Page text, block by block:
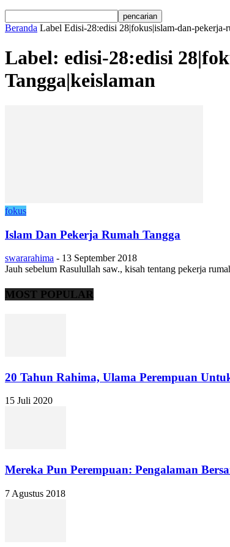
Beranda Label Edisi-28:edisi 28|fokus|islam-dan-pekerja-
Label: edisi-28:edisi
Tangga|keislaman
fokus
Islam Dan Pekerja Rumah Tangga
swararahima - 13 September 2018
Jauh sebelum Rasulullah saw., kisah tentang pekerja
MOST POPULAR
20 Tahun Rahima, Ulama Perempuan
15 Juli 2020
Mereka Pun Perempuan: Pengalaman
7 Agustus 2018